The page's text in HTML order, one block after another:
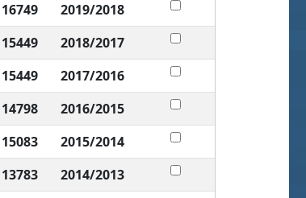
2019/2018
16749
2018/2017
15449
2017/2016
15449
2016/2015
14798
2015/2014
15083
2014/2013
13783